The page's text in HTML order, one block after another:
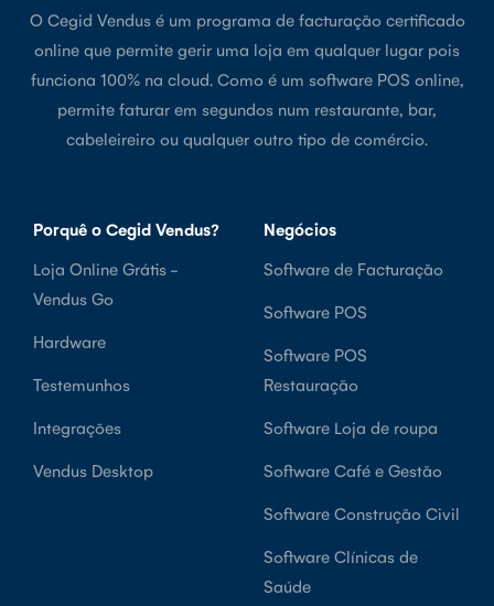
O Cegid Vendus é um programa de facturação certificado
online que permite gerir uma loja em qualquer lugar pois
funciona 100% na cloud. Como é um software POS online,
permite faturar em segundos num restaurante, bar,
cabeleireiro ou qualquer outro tipo de comércio.
Porquê o Cegid Vendus?
Loja Online Grátis -
Vendus Go
Hardware
Testemunhos
Integrações
Vendus Desktop
Negócios
Software de Facturação
Software POS
Software POS
Restauração
Software Loja de roupa
Software Café e Gestão
Software Construção Civil
Software Clínicas de
Saúde